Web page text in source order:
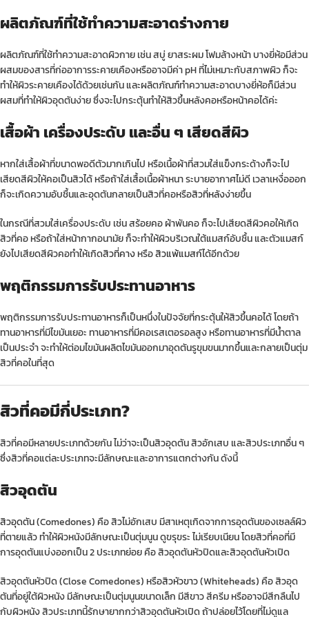
ผลิตภัณฑ์ที่ใช้ทำความสะอาดร่างกาย
ผลิตภัณฑ์ที่ใช้ทำความสะอาดผิวกาย เช่น สบู่ ยาสระผม โฟมล้างหน้า บางยี่ห้อมีส่วน
ผสมของสารที่ก่ออาการระคายเคืองหรืออาจมีค่า pH ที่ไม่เหมาะกับสภาพผิว ก็จะ
ทำให้ผิวระคายเคืองได้ด้วยเช่นกัน และผลิตภัณฑ์ทำความสะอาดบางยี่ห้อก็มีส่วน
ผสมที่ทำให้ผิวอุดตันง่าย ซึ่งจะไปกระตุ้นทำให้สิวขึ้นหลังคอหรือหน้าคอได้ค่ะ
เสื้อผ้า เครื่องประดับ และอื่น ๆ เสียดสีผิว
หากใส่เสื้อผ้าที่ขนาดพอดีตัวมากเกินไป หรือเนื้อผ้าที่สวมใส่แข็งกระด้างก็จะไป
เสียดสีผิวให้คอเป็นสิวได้ หรือถ้าใส่เสื้อเนื้อผ้าหนา ระบายอากาศไม่ดี เวลาเหงื่อออก
ก็จะเกิดความอับชื้นและอุดตันกลายเป็นสิวที่คอหรือสิวที่หลังง่ายขึ้น
ในกรณีที่สวมใส่เครื่องประดับ เช่น สร้อยคอ ผ้าพันคอ ก็จะไปเสียดสีผิวคอให้เกิด
สิวที่คอ หรือถ้าใส่หน้ากากอนามัย ก็จะทำให้ผิวบริเวณใต้แมสก์อับชื้น และตัวแมสก์
ยังไปเสียดสีผิวคอทำให้เกิดสิวที่คางหรือสิวแพ้แมสก์ได้อีกด้วย
พฤติกรรมการรับประทานอาหาร
พฤติกรรมการรับประทานอาหารก็เป็นหนึ่งในปัจจัยที่กระตุ้นให้สิวขึ้นคอได้ โดยถ้า
ทานอาหารที่มีไขมันเยอะ ทานอาหารที่มีคอเรสเตอรอลสูง หรือทานอาหารที่มีน้ำตาล
เป็นประจำ จะทำให้ต่อมไขมันผลิตไขมันออกมาอุดตันรูขุมขนมากขึ้นและกลายเป็นตุ่ม
สิวที่คอในที่สุด
สิวที่คอมีกี่ประเภท?
สิวที่คอมีหลายประเภทด้วยกัน ไม่ว่าจะเป็นสิวอุดตัน สิวอักเสบ และสิวประเภทอื่น ๆ
ซึ่งสิวที่คอแต่ละประเภทจะมีลักษณะและอาการแตกต่างกัน ดังนี้
สิวอุดตัน
สิวอุดตัน(Comedones) คือ สิวไม่อักเสบ มีสาเหตุเกิดจากการอุดตันของเซลล์ผิว
ที่ตายแล้ว ทำให้ผิวหนังมีลักษณะเป็นตุ่มนูน ดูขรุขระ ไม่เรียบเนียน โดยสิวที่คอที่มี
การอุดตันแบ่งออกเป็น 2 ประเภทย่อย คือ สิวอุดตันหัวปิดและสิวอุดตันหัวเปิด
สิวอุดตันหัวปิด (Close Comedones) หรือสิวหัวขาว(Whiteheads) คือ สิวอุด
ตันที่อยู่ใต้ผิวหนัง มีลักษณะเป็นตุ่มนูนขนาดเล็ก มีสีขาว สีครีม หรืออาจมีสีกลืนไป
กับผิวหนัง สิวประเภทนี้รักษายากกว่าสิวอุดตันหัวเปิด ถ้าปล่อยไว้โดยที่ไม่ดูแล